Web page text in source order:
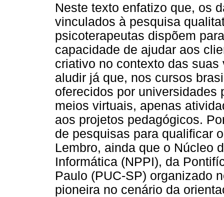
Neste texto enfatizo que, os
vinculados à pesquisa
psicoterapeutas dispõem
capacidade de ajudar aos
criativo no contexto das
aludir já que, nos cursos
oferecidos por
meios virtuais, apenas
aos projetos pedagógicos.
de pesquisas para qualificar
Lembro, ainda que o Núcleo
Informática (NPPI), da
Paulo (PUC-SP) organizado
pioneira no cenário da